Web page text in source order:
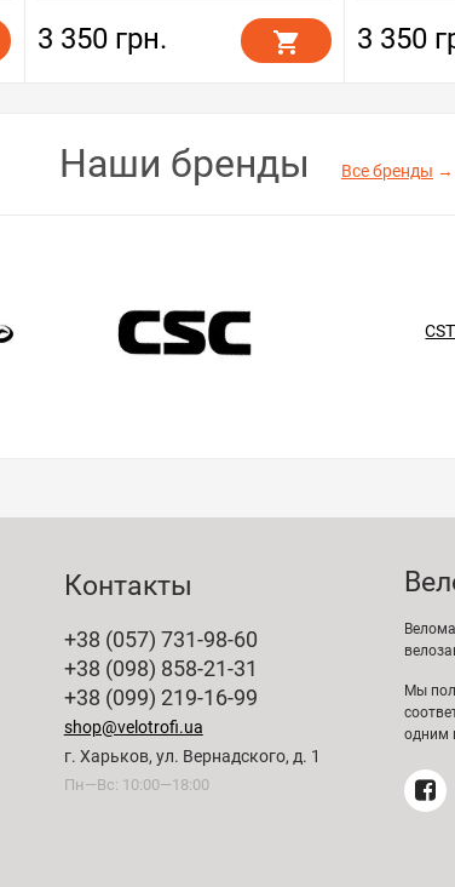
3 350 грн. 3 350
Наши бренды Все бренды →
CST
Контакты
+38 (057) 731-98-60
+38 (098) 858-21-31
+38 (099) 219-16-99
shop@velotrofi.ua
г. Харьков, ул. Вернадского, д. 1
Пн—Вс: 10:00—18:00
Мы
одним